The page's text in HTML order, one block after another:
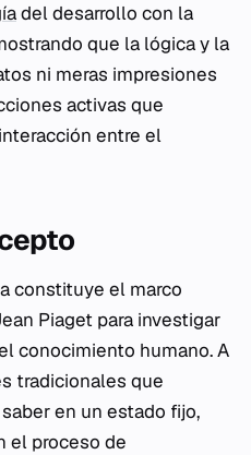
del desarrollo con la
que la lógica y la
ni meras impresiones
activas que
entre el
constituye el marco
Piaget para investigar
conocimiento humano. A
tradicionales que
en un estado fijo,
el proceso de